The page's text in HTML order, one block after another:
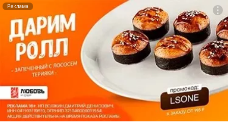
Реклама